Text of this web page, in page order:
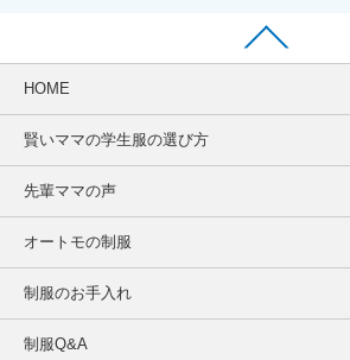
HOME
賢いママの学生服の選び方
先輩ママの声
オートモの制服
制服のお手入れ
制服Q&A